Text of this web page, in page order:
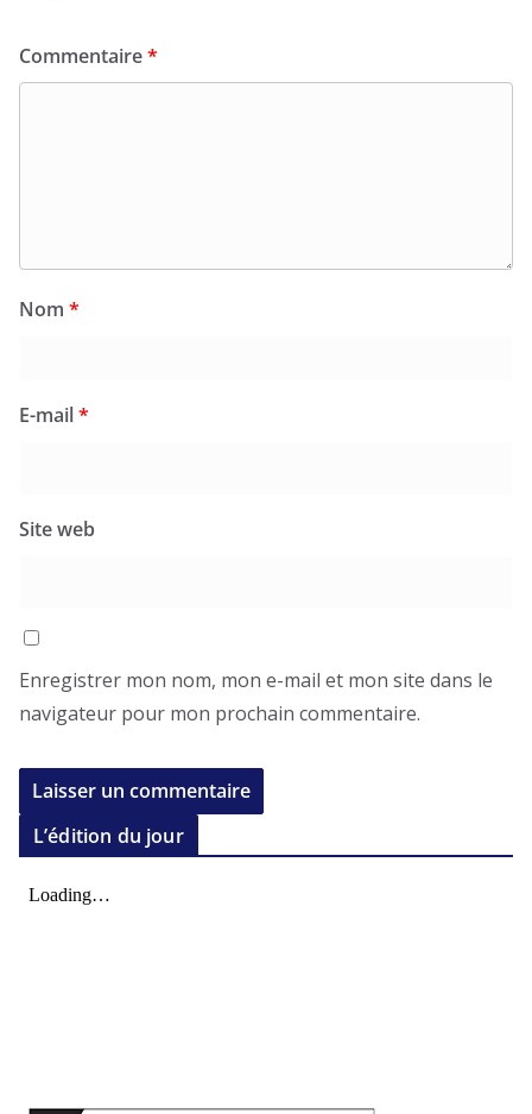
Commentaire*
Nom *
E-mail*
Site web
Enregistrer mon nom, mon e-mail et mon site dans le
navigateur pour mon prochain commentaire.
L’édition du jour